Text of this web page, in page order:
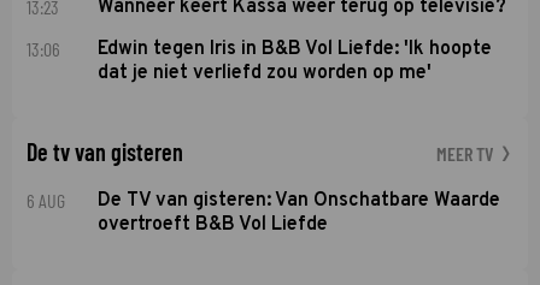
13:23 Wanneer keert Kassa weer terug op televisie?
13:06
Edwin tegen Iris in B&B Vol Liefde: 'Ik hoopte
dat je niet verliefd zou worden op me'
De tv van gisteren MEER TV
6 AUG
De TV van gisteren: Van Onschatbare Waarde
overtroeft B&B Vol Liefde